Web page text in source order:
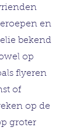
en
bekend
op
flyeren
of
op de
groter